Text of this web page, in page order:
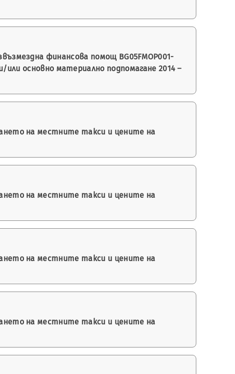
финансова помощ BG05FMOP001-
или основно материално подпомагане 2014 –
на местните такси и цените на
на местните такси и цените на
на местните такси и цените на
на местните такси и цените на